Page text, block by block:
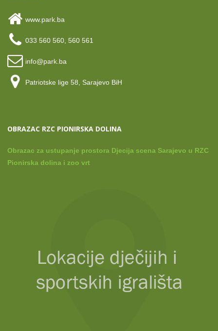
www.park.ba
033 560 560, 560 561
info@park.ba
Patriotske lige 58, Sarajevo BiH
OBRAZAC RZC PIONIRSKA DOLINA
Obrazac za ustupanje prostora Djecija scena Sarajevo u RZC
Pionirska dolina i zoo vrt